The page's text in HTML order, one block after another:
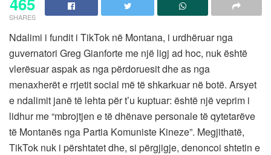
SHARES
Ndalimi i fundit i TikTok në Montana, i urdhëruar nga
guvernatori Greg Gianforte me një ligj ad hoc, nuk është
vlerësuar aspak as nga përdoruesit dhe as nga
menaxherët e rrjetit social më të shkarkuar në botë. Arsyet
e ndalimit janë të lehta për t’u kuptuar: është një veprim i
lidhur me “mbrojtjen e të dhënave personale të qytetarëve
të Montanës nga Partia Komuniste Kineze”. Megjithatë,
TikTok nuk i përshtatet dhe, si përgjigje, denoncoi shtetin e